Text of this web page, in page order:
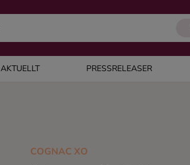
AKTUELLT PRESSRELEASER
COGNAC XO